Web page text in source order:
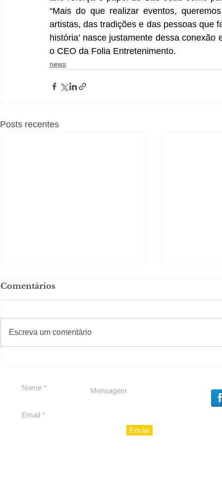
“Mais do que realizar eventos,
artistas, das tradições e das pessoas que
história’ nasce justamente dessa
o CEO da Folia Entretenimento.
news
Posts recentes
Agenda
Comentários
Escreva um comentário
#Sugestões
Enviar